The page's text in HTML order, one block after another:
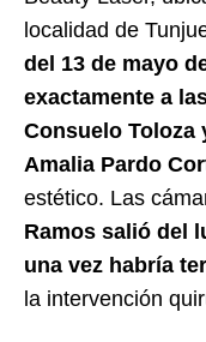
localidad de
del 13 de mayo
exactamente a
Consuelo Toloza
Amalia Pardo
estético. Las
Ramos salió del
una vez habría
la intervención